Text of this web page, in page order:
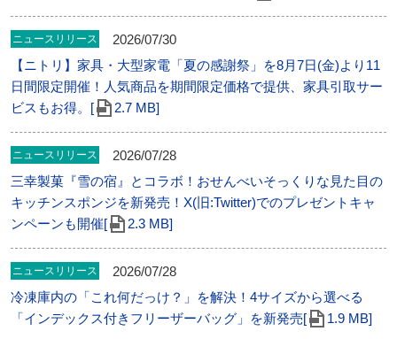
ニュースリリース
2026/07/30
【ニトリ】家具・大型家電「夏の感謝祭」を8月7日(金)より11
日間限定開催！人気商品を期間限定価格で提供、家具引取サー
ビスもお得。[
2.7 MB]
ニュースリリース
2026/07/28
三幸製菓『雪の宿』とコラボ！おせんべいそっくりな見た目の
キッチンスポンジを新発売！X(旧:Twitter)でのプレゼントキャ
ンペーンも開催[
2.3 MB]
ニュースリリース
2026/07/28
冷凍庫内の「これ何だっけ？」を解決！4サイズから選べる
「インデックス付きフリーザーバッグ」を新発売[
1.9 MB]